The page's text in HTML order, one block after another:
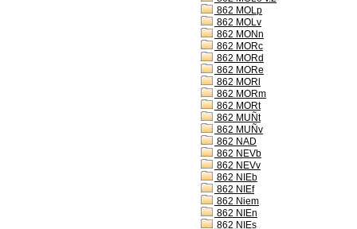
862 MOLp
862 MOLv
862 MONn
862 MORc
862 MORd
862 MORe
862 MORl
862 MORm
862 MORt
862 MUÑt
862 MUÑv
862 NAD
862 NEVb
862 NEVv
862 NIEb
862 NIEf
862 Niem
862 NIEn
862 NIEs